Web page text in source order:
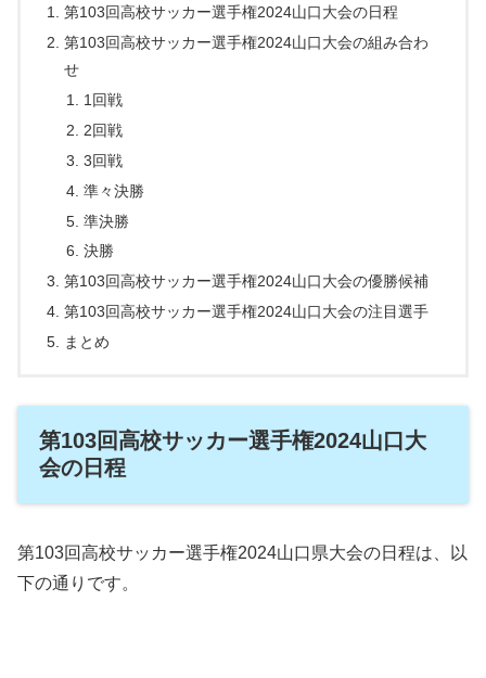
第103回高校サッカー選手権2024山口大会の日程
第103回高校サッカー選手権2024山口大会の組み合わ
せ
1回戦
2回戦
3回戦
準々決勝
準決勝
決勝
第103回高校サッカー選手権2024山口大会の優勝候補
第103回高校サッカー選手権2024山口大会の注目選手
まとめ
第103回高校サッカー選手権2024山口大
会の日程
第103回高校サッカー選手権2024山口県大会の日程は、以
下の通りです。